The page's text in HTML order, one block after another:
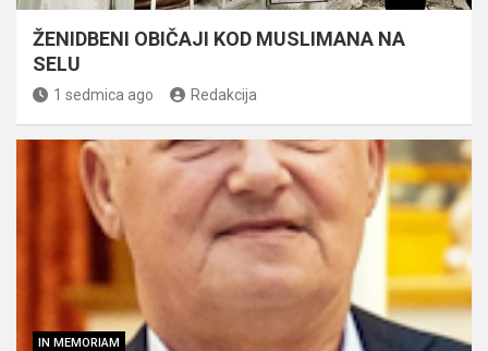
ŽENIDBENI OBIČAJI KOD MUSLIMANA NA
SELU
1 sedmica ago Redakcija
IN MEMORIAM